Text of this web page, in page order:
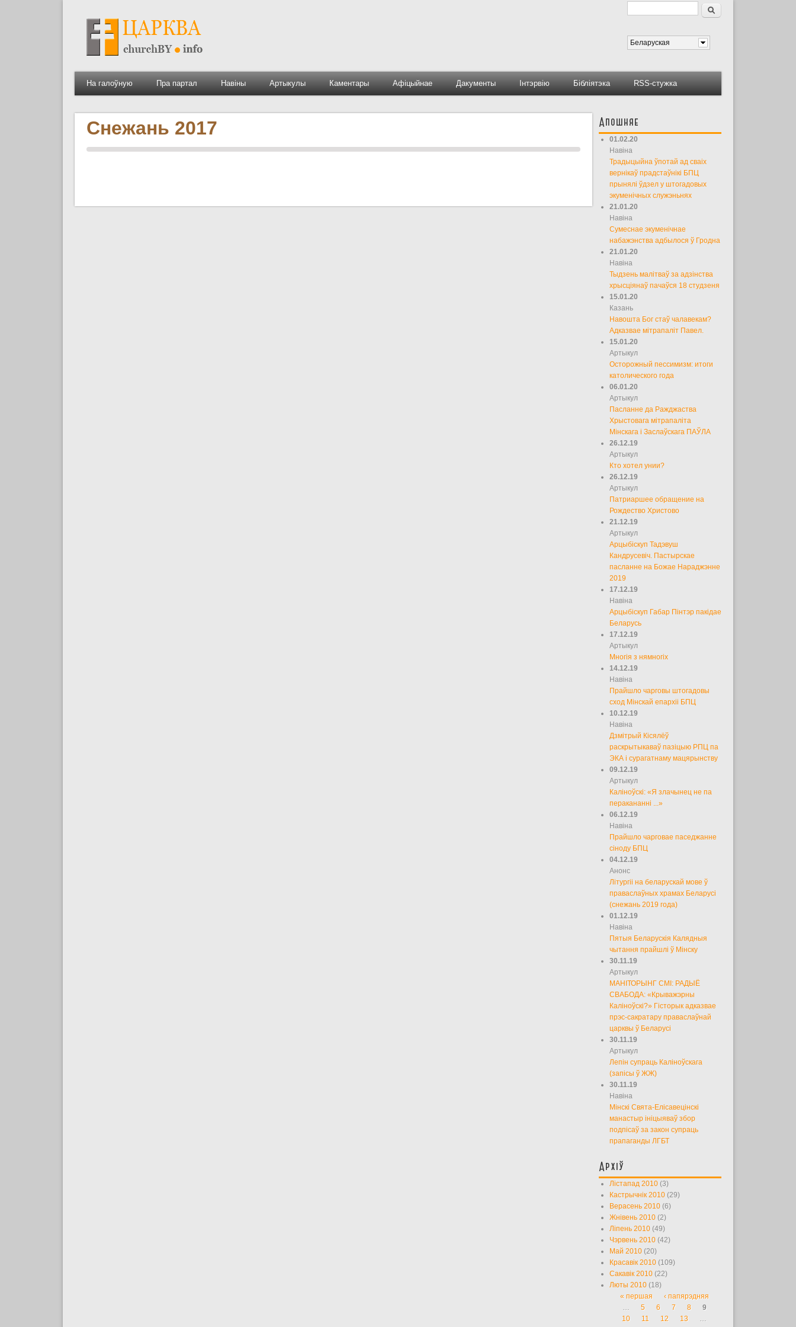
Форма пошуку
Пошук
Беларуская
На галоўную Пра партал Навіны Артыкулы Каментары Афіцыйнае Дакументы Інтэрвію Бібліятэка RSS-стужка
Снежань 2017 Апошняе
01.02.20
Навіна
Традыцыйна ўпотай ад сваіх
вернікаў прадстаўнікі БПЦ
прынялі ўдзел у штогадовых
экуменічных служэньнях
21.01.20
Навіна
Сумеснае экуменічнае
набажэнства адбылося ў Гродна
21.01.20
Навіна
Тыдзень малітваў за адзінства
хрысціянаў пачаўся 18 студзеня
15.01.20
Казань
Навошта Бог стаў чалавекам?
Адказвае мітрапаліт Павел.
15.01.20
Артыкул
Осторожный пессимизм: итоги
католического года
06.01.20
Артыкул
Пасланне да Ражджаства
Хрыстовага мітрапаліта
Мінскага і Заслаўскага ПАЎЛА
26.12.19
Артыкул
Кто хотел унии?
26.12.19
Артыкул
Патриаршее обращение на
Рождество Христово
21.12.19
Артыкул
Арцыбіскуп Тадэвуш
Кандрусевіч. Пастырскае
пасланне на Божае Нараджэнне
2019
17.12.19
Навіна
Арцыбіскуп Габар Пінтэр пакідае
Беларусь
17.12.19
Артыкул
Многія з нямногіх
14.12.19
Навіна
Прайшло чарговы штогадовы
сход Мінскай епархіі БПЦ
10.12.19
Навіна
Дзмітрый Кісялёў
раскрытыкаваў пазіцыю РПЦ па
ЭКА і сурагатнаму мацярынству
09.12.19
Артыкул
Каліноўскі: «Я злачынец не па
перакананні ...»
06.12.19
Навіна
Прайшло чарговае паседжанне
сіноду БПЦ
04.12.19
Анонс
Літургіі на беларускай мове ў
праваслаўных храмах Беларусі
(снежань 2019 года)
01.12.19
Навіна
Пятыя Беларускія Калядныя
чытання прайшлі ў Мінску
30.11.19
Артыкул
МАНІТОРЫНГ СМІ: РАДЫЁ
СВАБОДА: «Крыважэрны
Каліноўскі?» Гісторык адказвае
прэс-сакратару праваслаўнай
царквы ў Беларусі
30.11.19
Артыкул
Лепін супраць Каліноўскага
(запісы ў ЖЖ)
30.11.19
Навіна
Мінскі Свята-Елісавецінскі
манастыр ініцыяваў збор
подпісаў за закон супраць
прапаганды ЛГБТ
Архіў
Лістапад 2010 (3)
Кастрычнік 2010 (29)
Верасень 2010 (6)
Жнівень 2010 (2)
Ліпень 2010 (49)
Чэрвень 2010 (42)
Май 2010 (20)
Красавік 2010 (109)
Сакавік 2010 (22)
Люты 2010 (18)
Старонкі
« першая
‹ папярэдняя
…
5 6 7 8
9
10
11 12 13
…